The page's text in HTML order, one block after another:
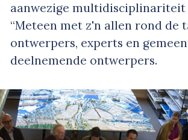
aanwezige multidisciplinariteit
“Meteen met z'n allen rond de
ontwerpers, experts en
deelnemende ontwerpers.